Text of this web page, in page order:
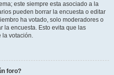
este siempre esta asociado a la
pueden borrar la encuesta o editar
ha votado, solo moderadores o
la encuesta. Esto evita que las
la votación.
foro?